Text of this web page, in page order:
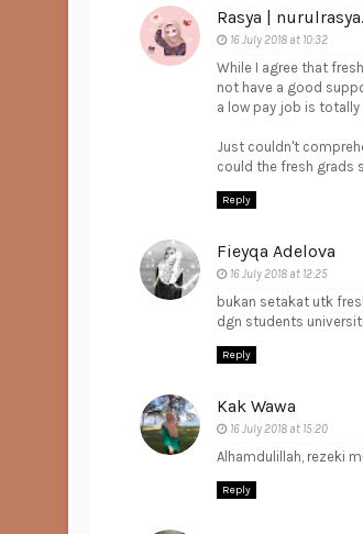
Rasya |
16 July 2018 at 10:32
While I agree that
not have a good
a low pay job is
Just couldn't
could the fresh grads
Reply
Fieyqa Adelova
16 July 2018 at 12:25
bukan setakat utk
dgn students
Reply
Kak Wawa
16 July 2018 at 15:20
Alhamdulillah, rezeki
Reply